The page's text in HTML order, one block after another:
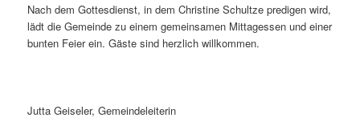
Nach dem Gottesdienst, in dem Christine Schultze predigen wird,
lädt die Gemeinde zu einem gemeinsamen Mittagessen und einer
bunten Feier ein. Gäste sind herzlich willkommen.
Jutta Geiseler, Gemeindeleiterin